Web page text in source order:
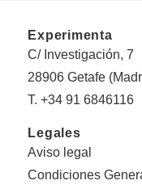
Experimenta
C/ Investigación, 7
28906 Getafe
T. +34 91 6846116
Legales
Aviso legal
Condiciones